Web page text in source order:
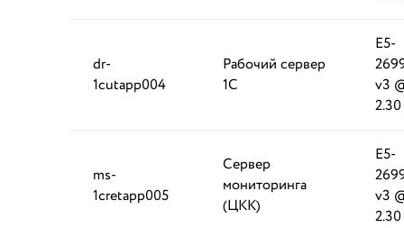
dr-
1cutapp004
Рабочий сервер
1С
E5-
v3
2.30
ms-
1cretapp005
Сервер
мониторинга
(ЦКК)
E5-
v3
2.30